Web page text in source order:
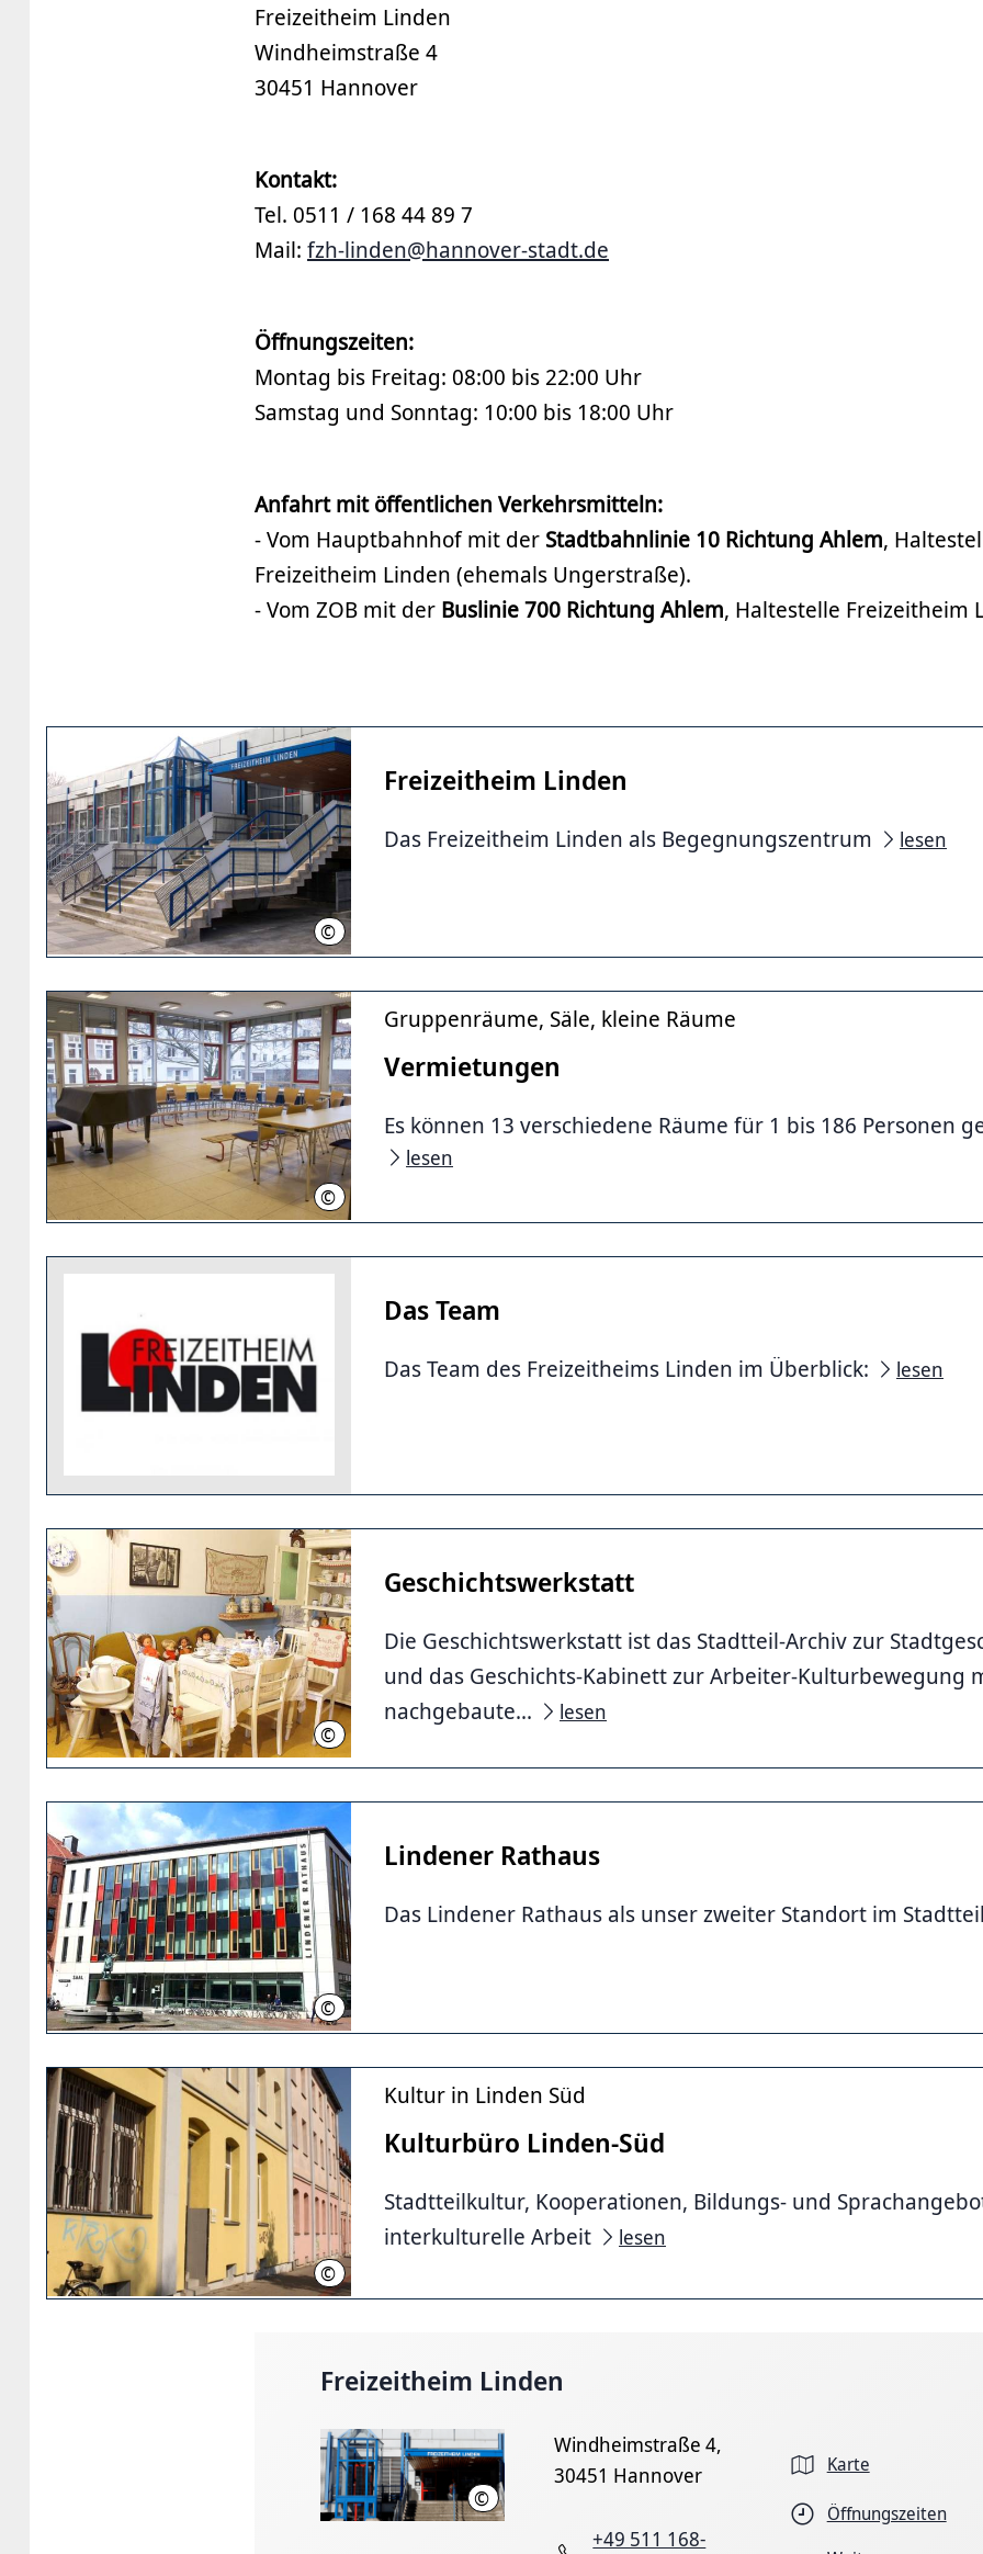
Freizeitheim Linden
Windheimstraße 4
30451 Hannover
Kontakt:
Tel. 0511 / 168 44 89 7
Mail: fzh-linden@hannover-stadt.de
Öffnungszeiten:
Montag bis Freitag: 08:00 bis 22:00 Uhr
Samstag und Sonntag: 10:00 bis 18:00 Uhr
Anfahrt mit öffentlichen Verkehrsmitteln:
- Vom Hauptbahnhof mit der Stadtbahnlinie 10 Richtung Ahlem,
Freizeitheim Linden (ehemals Ungerstraße).
- Vom ZOB mit der Buslinie 700 Richtung Ahlem, Haltestelle Freizeitheim
© FZH Linden
Freizeitheim Linden
Das Freizeitheim Linden als Begegnungszentrum lesen
© Chris Ostermann
Gruppenräume, Säle, kleine Räume
Vermietungen
Es können 13 verschiedene Räume für 1 bis 186 Personen
lesen
Das Team
Das Team des Freizeitheims Linden im Überblick: lesen
© LHH
Geschichtswerkstatt
Die Geschichtswerkstatt ist das Stadtteil-Archiv zur
und das Geschichts-Kabinett zur Arbeiter-Kulturbewegung
nachgebaute...
lesen
© VHS Hannover
Lindener Rathaus
Das Lindener Rathaus als unser zweiter Standort im
© LHH
Kultur in Linden Süd
Kulturbüro Linden-Süd
Stadtteilkultur, Kooperationen, Bildungs- und
interkulturelle Arbeit
lesen
Freizeitheim Linden
© Illona Hottmann
Windheimstraße 4,
30451 Hannover
+49 511 168-
Karte
Öffnungszeiten